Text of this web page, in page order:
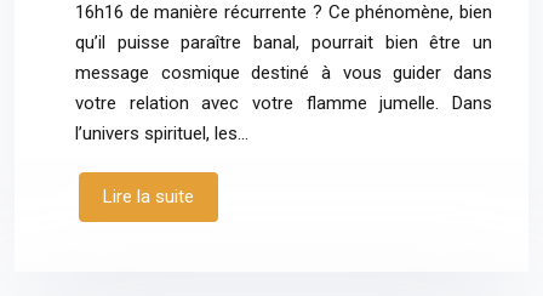
16h16 de manière récurrente ? Ce phénomène, bien
qu’il puisse paraître banal, pourrait bien être un
message cosmique destiné à vous guider dans
votre relation avec votre flamme jumelle. Dans
l’univers spirituel, les…
Lire la suite